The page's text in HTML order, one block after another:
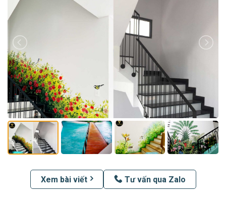
Xem bài viết Tư vấn qua Zalo